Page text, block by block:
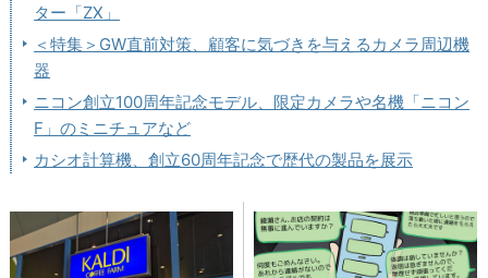
ター「ZX」
＜特集＞GW直前対策、顧客に気づきを与えるカメラ周辺機
器
ニコン創立100周年記念モデル、限定カメラや名機「ニコン
F」のミニチュアなど
カシオ計算機、創立60周年記念で歴代の製品を展示